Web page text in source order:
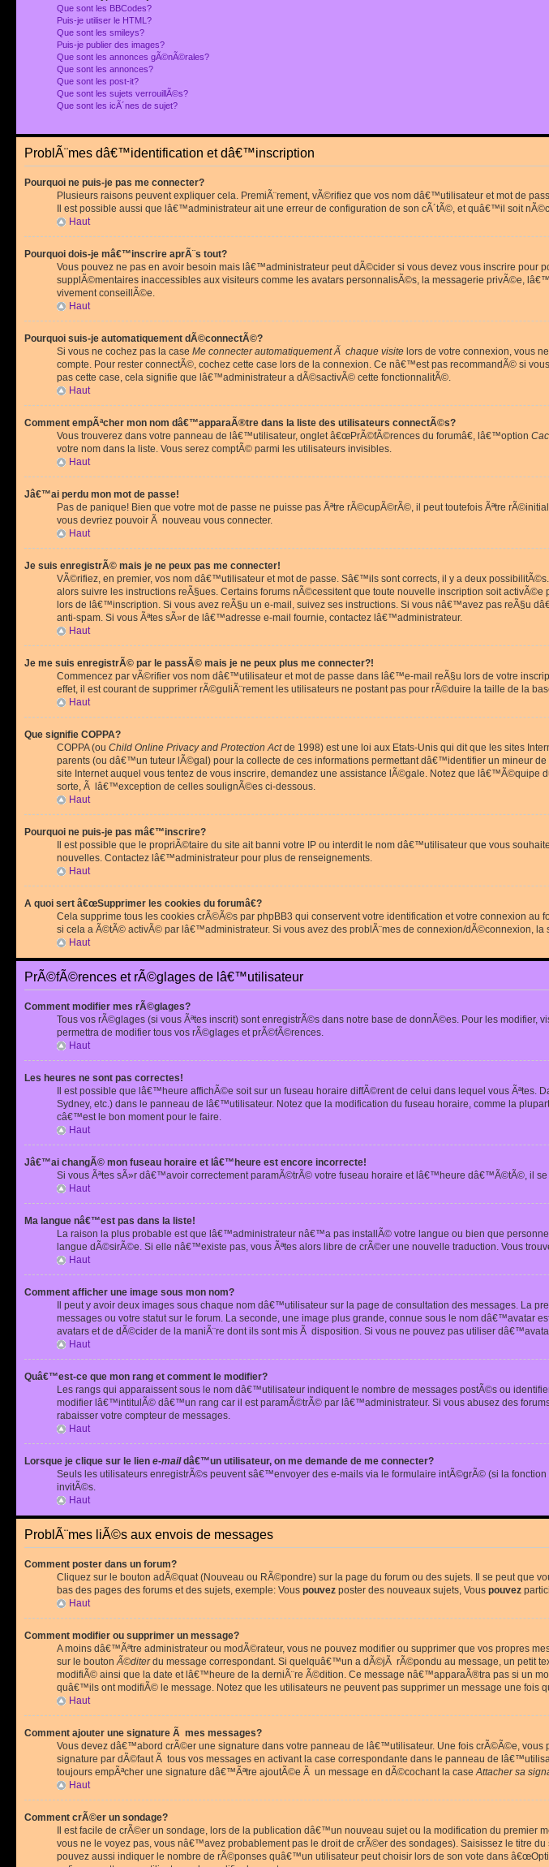
Que sont les BBCodes?
Puis-je utiliser le HTML?
Que sont les smileys?
Puis-je publier des images?
Que sont les annonces gÃ©nÃ©rales?
Que sont les annonces?
Que sont les post-it?
Que sont les sujets verrouillÃ©s?
Que sont les icÃ´nes de sujet?
ProblÃ¨mes dâ€™identification et dâ€™inscription
Pourquoi ne puis-je pas me connecter?
Plusieurs raisons peuvent expliquer cela. PremiÃ¨rement, vÃ©rifiez que vos nom dâ€™utilisateur et mot de
Il est possible aussi que lâ€™administrateur ait une erreur de configuration de son cÃ´tÃ©, et quâ€™il soit
Haut
Pourquoi dois-je mâ€™inscrire aprÃ¨s tout?
Vous pouvez ne pas en avoir besoin mais lâ€™administrateur peut dÃ©cider si vous devez vous inscrire
supplÃ©mentaires inaccessibles aux visiteurs comme les avatars personnalisÃ©s, la messagerie privÃ©e,
vivement conseillÃ©e.
Haut
Pourquoi suis-je automatiquement dÃ©connectÃ©?
Si vous ne cochez pas la case Me connecter automatiquement Ã chaque visite lors de votre connexion, vous
compte. Pour rester connectÃ©, cochez cette case lors de la connexion. Ce nâ€™est pas recommandÃ© si
pas cette case, cela signifie que lâ€™administrateur a dÃ©sactivÃ© cette fonctionnalitÃ©.
Haut
Comment empÃªcher mon nom dâ€™apparaÃ®tre dans la liste des utilisateurs connectÃ©s?
Vous trouverez dans votre panneau de lâ€™utilisateur, onglet â€œPrÃ©fÃ©rences du forumâ€, lâ€™option
votre nom dans la liste. Vous serez comptÃ© parmi les utilisateurs invisibles.
Haut
Jâ€™ai perdu mon mot de passe!
Pas de panique! Bien que votre mot de passe ne puisse pas Ãªtre rÃ©cupÃ©rÃ©, il peut toutefois Ãªtre
vous devriez pouvoir Ã nouveau vous connecter.
Haut
Je suis enregistrÃ© mais je ne peux pas me connecter!
VÃ©rifiez, en premier, vos nom dâ€™utilisateur et mot de passe. Sâ€™ils sont corrects, il y a deux
alors suivre les instructions reÃ§ues. Certains forums nÃ©cessitent que toute nouvelle inscription soit
lors de lâ€™inscription. Si vous avez reÃ§u un e-mail, suivez ses instructions. Si vous nâ€™avez pas reÃ§u
anti-spam. Si vous Ãªtes sÃ»r de lâ€™adresse e-mail fournie, contactez lâ€™administrateur.
Haut
Je me suis enregistrÃ© par le passÃ© mais je ne peux plus me connecter?!
Commencez par vÃ©rifier vos nom dâ€™utilisateur et mot de passe dans lâ€™e-mail reÃ§u lors de votre
effet, il est courant de supprimer rÃ©guliÃ¨rement les utilisateurs ne postant pas pour rÃ©duire la taille de la
Haut
Que signifie COPPA?
COPPA (ou Child Online Privacy and Protection Actde 1998) est une loi aux Etats-Unis qui dit que les sites
parents (ou dâ€™un tuteur lÃ©gal) pour la collecte de ces informations permettant dâ€™identifier un mineur
site Internet auquel vous tentez de vous inscrire, demandez une assistance lÃ©gale. Notez que
sorte, Ã lâ€™exception de celles soulignÃ©es ci-dessous.
Haut
Pourquoi ne puis-je pas mâ€™inscrire?
Il est possible que le propriÃ©taire du site ait banni votre IP ou interdit le nom dâ€™utilisateur que vous
nouvelles. Contactez lâ€™administrateur pour plus de renseignements.
Haut
A quoi sert â€œSupprimer les cookies du forumâ€?
Cela supprime tous les cookies crÃ©Ã©s par phpBB3 qui conservent votre identification et votre connexion
si cela a Ã©tÃ© activÃ© par lâ€™administrateur. Si vous avez des problÃ¨mes de connexion/dÃ©connexion, la
Haut
PrÃ©fÃ©rences et rÃ©glages de lâ€™utilisateur
Comment modifier mes rÃ©glages?
Tous vos rÃ©glages (si vous Ãªtes inscrit) sont enregistrÃ©s dans notre base de donnÃ©es. Pour les modifier,
permettra de modifier tous vos rÃ©glages et prÃ©fÃ©rences.
Haut
Les heures ne sont pas correctes!
Il est possible que lâ€™heure affichÃ©e soit sur un fuseau horaire diffÃ©rent de celui dans lequel vous
Sydney, etc.) dans le panneau de lâ€™utilisateur. Notez que la modification du fuseau horaire, comme la
câ€™est le bon moment pour le faire.
Haut
Jâ€™ai changÃ© mon fuseau horaire et lâ€™heure est encore incorrecte!
Si vous Ãªtes sÃ»r dâ€™avoir correctement paramÃ©trÃ© votre fuseau horaire et lâ€™heure dâ€™Ã©tÃ©, il
Haut
Ma langue nâ€™est pas dans la liste!
La raison la plus probable est que lâ€™administrateur nâ€™a pas installÃ© votre langue ou bien que
langue dÃ©sirÃ©e. Si elle nâ€™existe pas, vous Ãªtes alors libre de crÃ©er une nouvelle traduction. Vous
Haut
Comment afficher une image sous mon nom?
Il peut y avoir deux images sous chaque nom dâ€™utilisateur sur la page de consultation des messages. La
messages ou votre statut sur le forum. La seconde, une image plus grande, connue sous le nom
avatars et de dÃ©cider de la maniÃ¨re dont ils sont mis Ã disposition. Si vous ne pouvez pas utiliser
Haut
Quâ€™est-ce que mon rang et comment le modifier?
Les rangs qui apparaissent sous le nom dâ€™utilisateur indiquent le nombre de messages postÃ©s ou
modifier lâ€™intitulÃ© dâ€™un rang car il est paramÃ©trÃ© par lâ€™administrateur. Si vous abusez des
rabaisser votre compteur de messages.
Haut
Lorsque je clique sur le lien e-maildâ€™un utilisateur, on me demande de me connecter?
Seuls les utilisateurs enregistrÃ©s peuvent sâ€™envoyer des e-mails via le formulaire intÃ©grÃ© (si la
invitÃ©s.
Haut
ProblÃ¨mes liÃ©s aux envois de messages
Comment poster dans un forum?
Cliquez sur le bouton adÃ©quat (Nouveau ou RÃ©pondre) sur la page du forum ou des sujets. Il se peut que
bas des pages des forums et des sujets, exemple: Vous pouvez poster des nouveaux sujets, Vous pouvez
Haut
Comment modifier ou supprimer un message?
A moins dâ€™Ãªtre administrateur ou modÃ©rateur, vous ne pouvez modifier ou supprimer que vos propres
sur le boutonÃ©diterdu message correspondant. Si quelquâ€™un a dÃ©jÃ rÃ©pondu au message, un
modifiÃ© ainsi que la date et lâ€™heure de la derniÃ¨re Ã©dition. Ce message nâ€™apparaÃ®tra pas si un
quâ€™ils ont modifiÃ© le message. Notez que les utilisateurs ne peuvent pas supprimer un message une fois
Haut
Comment ajouter une signature Ã mes messages?
Vous devez dâ€™abord crÃ©er une signature dans votre panneau de lâ€™utilisateur. Une fois crÃ©Ã©e, vous
signature par dÃ©faut Ã tous vos messages en activant la case correspondante dans le panneau de
toujours empÃªcher une signature dâ€™Ãªtre ajoutÃ©e Ã un message en dÃ©cochant la caseAttacher sa
Haut
Comment crÃ©er un sondage?
Il est facile de crÃ©er un sondage, lors de la publication dâ€™un nouveau sujet ou la modification du
vous ne le voyez pas, vous nâ€™avez probablement pas le droit de crÃ©er des sondages). Saisissez le titre
pouvez aussi indiquer le nombre de rÃ©ponses quâ€™un utilisateur peut choisir lors de son vote dans